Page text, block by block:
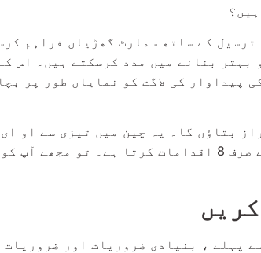
کے ساتھ سمارٹ گھڑیاں فراہم
بنانے میں مدد کرسکتے ہیں۔ اس کے
پیداوار کی لاگت کو نمایاں طور پر
بتاؤں گا۔ یہ چین میں تیزی سے او
اسمارٹ واچ کو اپنی مرضی کے مطابق بنانے کے لئے صرف 8 اقدامات کرتا ہے۔ تو
پہلے ، بنیادی ضروریات اور ضروریات